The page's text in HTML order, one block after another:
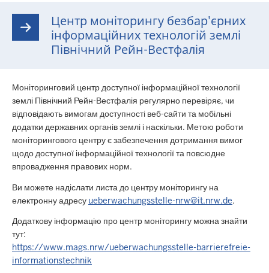
Центр моніторингу безбар'єрних
інформаційних технологій землі
Північний Рейн-Вестфалія
Моніторинговий центр доступної інформаційної технології
землі Північний Рейн-Вестфалія регулярно перевіряє, чи
відповідають вимогам доступності веб-сайти та мобільні
додатки державних органів землі і наскільки. Метою роботи
моніторингового центру є забезпечення дотримання вимог
щодо доступної інформаційної технології та повсюдне
впровадження правових норм.
Ви можете надіслати листа до центру моніторингу на
електронну адресу ueberwachungsstelle-nrw@it.nrw.de.
Додаткову інформацію про центр моніторингу можна знайти
тут:
https://www.mags.nrw/ueberwachungsstelle-barrierefreie-
informationstechnik